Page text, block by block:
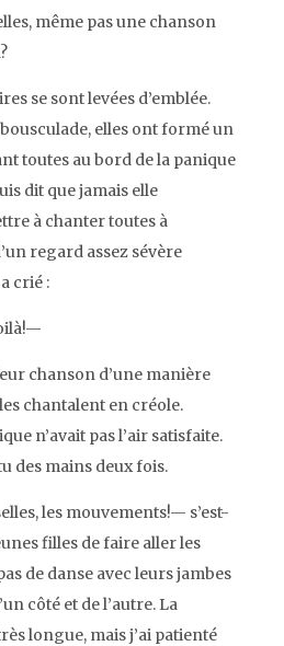
même pas une chanson
se sont levées d’emblée.
elles ont formé un
toutes au bord de la panique
dit que jamais elle
à chanter toutes à
regard assez sévère
crié :
chanson d’une manière
chantalent en créole.
n’avait pas l’air satisfaite.
des mains deux fois.
les mouvements!— s’est-
filles de faire aller les
de danse avec leurs jambes
côté et de l’autre. La
longue, mais j’ai patienté